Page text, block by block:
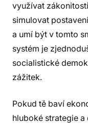
využívat
simulovat
a umí být v tomto
systém je
socialistické
zážitek.
Pokud tě baví
hluboké strategie